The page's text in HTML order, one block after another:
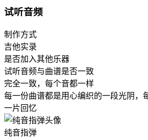
试听音频
制作方式
吉他实录
是否加入其他乐器
试听音频与曲谱是否一致
完全一致，每个音都一样
每一份曲谱都是用心编织的一段光阴，
一片回忆
纯音指弹